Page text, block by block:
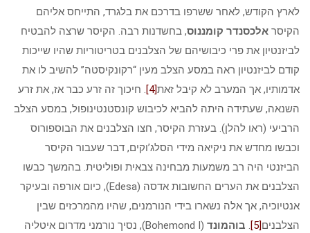
לארץ הקודש, לאחר ששרפו בדרכם את בלגרד, התייחס אליהם
הקיסר אלכסנדר קומננוס, בחשדנות רבה. הקיסר שרצה להבטיח
לביזנטיון את פרי כיבושיהם של הצלבנים בטריטוריות שהיו שייכות
קודם לביזנטיון ראה במסע הצלב מעין “רקונקיסטה” להשיב לו את
אדמותיו, אך המערב לא קיבל זאת[4]
. חיכוך זה זרע כבר אז, את זרע
השנאה, שעתידה היתה להביא לכיבוש קונסטנטינופול, במסע הצלב
הרביעי (ראו להלן). בעזרת הקיסר, חצו הצלבנים את הבוספורוס
וכבשו מחדש את ניקיאה מידי הסלג’וקים, דבר שעבור הקיסר
הביזנטי היה רב משמעות מבחינה צבאית ופוליטית. בהמשך כבשו
הצלבנים את הערים החשובות אדסה (Edesa), כיום אורפה ובעיקר
אנטיוכיה, אך אלה נשארו בידי הנורמנים, שהיו מהמרכזים שבין
הצלבנים[5]
. בוהמונד
(Bohemond I), נסיך נורמני מדרום איטליה